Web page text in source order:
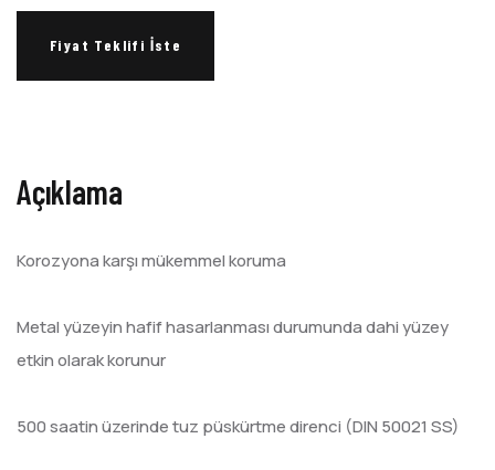
Fiyat Teklifi İste
Açıklama
Korozyona karşı mükemmel koruma
Metal yüzeyin hafif hasarlanması durumunda dahi yüzey
etkin olarak korunur
500 saatin üzerinde tuz püskürtme direnci (DIN 50021 SS)